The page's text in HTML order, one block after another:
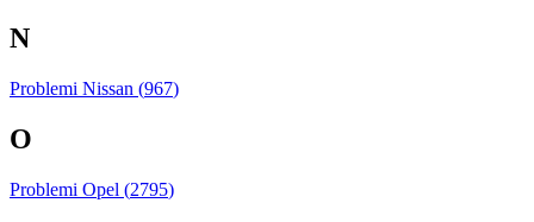
N
Problemi Nissan (967)
O
Problemi Opel (2795)